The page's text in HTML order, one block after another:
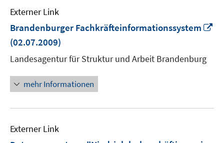
Externer Link
Brandenburger Fachkräfteinformationssystem
(02.07.2009)
Landesagentur für Struktur und Arbeit Brandenburg
mehr Informationen
Externer Link